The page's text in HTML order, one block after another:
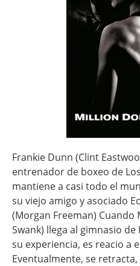
Frankie Dunn (Clint
entrenador de boxeo de
mantiene a casi todo el
su viejo amigo y asociado
(Morgan Freeman) Cuando
Swank) llega al gimnasio
su experiencia, es reacio a
Eventualmente, se